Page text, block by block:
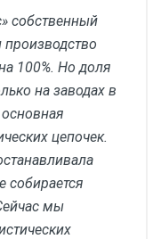
собственный
100%. Но доля
на заводах в
цепочек.
собирается
мы